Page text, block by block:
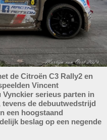
de Citroën C3 Rally2 en
Vincent
serieus parten in
de debuutwedstrijd
een hoogstaand
beslag op een negende